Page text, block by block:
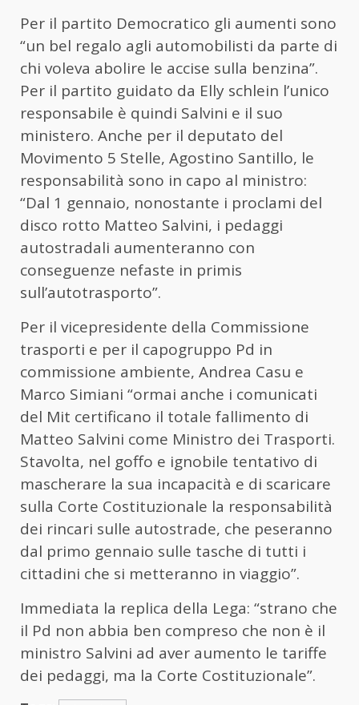
Per il partito Democratico gli aumenti sono
“un bel regalo agli automobilisti da parte di
chi voleva abolire le accise sulla benzina”.
Per il partito guidato da Elly schlein l’unico
responsabile è quindi Salvini e il suo
ministero. Anche per il deputato del
Movimento 5 Stelle, Agostino Santillo, le
responsabilità sono in capo al ministro:
“Dal 1 gennaio, nonostante i proclami del
disco rotto Matteo Salvini, i pedaggi
autostradali aumenteranno con
conseguenze nefaste in primis
sull’autotrasporto”.
Per il vicepresidente della Commissione
trasporti e per il capogruppo Pd in
commissione ambiente, Andrea Casu e
Marco Simiani “ormai anche i comunicati
del Mit certificano il totale fallimento di
Matteo Salvini come Ministro dei Trasporti.
Stavolta, nel goffo e ignobile tentativo di
mascherare la sua incapacità e di scaricare
sulla Corte Costituzionale la responsabilità
dei rincari sulle autostrade, che peseranno
dal primo gennaio sulle tasche di tutti i
cittadini che si metteranno in viaggio”.
Immediata la replica della Lega: “strano che
il Pd non abbia ben compreso che non è il
ministro Salvini ad aver aumento le tariffe
dei pedaggi, ma la Corte Costituzionale”.